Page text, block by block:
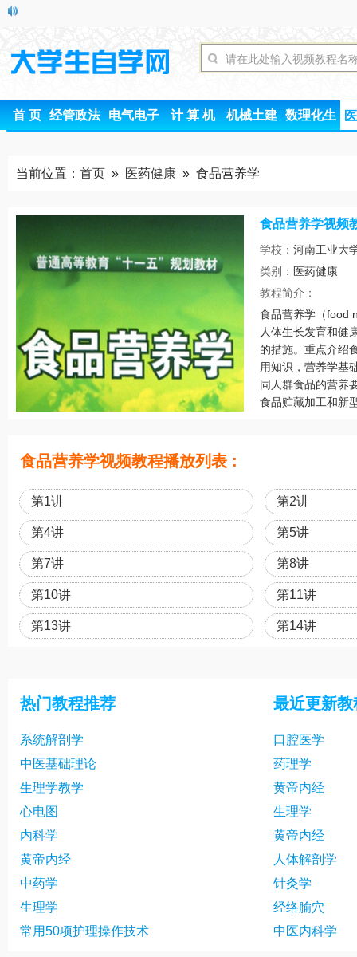
首 页 经管政法 电气电子 计 算 机 机械土建 数理化生
当前位置： 首页 » 医药健康 » 食品营养学
食品营养学视频
学校： 河南工业大
类别： 医药健康
教程简介：
食品营养学（food
人体生长发育和健
的措施。重点介绍
用知识，营养学基
同人群食品的营养
食品贮藏加工和新
食品营养学视频教程播放列表 :
第1讲 第2讲
第4讲 第5讲
第7讲 第8讲
第10讲 第11讲
第13讲 第14讲
热门教程推荐
系统解剖学
中医基础理论
生理学教学
心电图
内科学
黄帝内经
中药学
生理学
常用50项护理操作技术
最近更新教
口腔医学
药理学
黄帝内经
生理学
黄帝内经
人体解剖学
针灸学
经络腧穴
中医内科学